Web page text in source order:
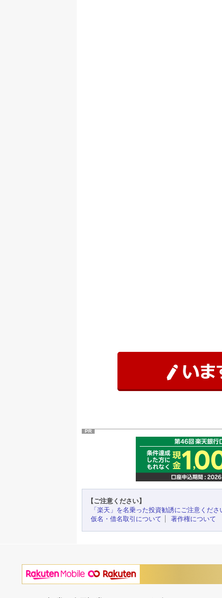
PR
【ご注意ください】
「楽天」を名乗った投資勧誘にご注意くださ
仮名・借名取引について
著作権について